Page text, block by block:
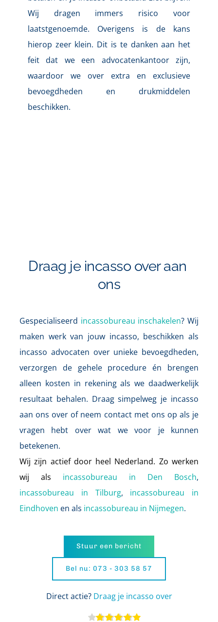
Wij dragen immers risico voor
laatstgenoemde. Overigens is de kans
hierop zeer klein. Dit is te danken aan het
feit dat we een advocatenkantoor zijn,
waardoor we over extra en exclusieve
bevoegdheden en drukmiddelen
beschikken.
Draag je incasso over aan
ons
Gespecialiseerd incassobureau inschakelen? Wij
maken werk van jouw incasso, beschikken als
incasso advocaten over unieke bevoegdheden,
verzorgen de gehele procedure én brengen
alleen kosten in rekening als we daadwerkelijk
resultaat behalen. Draag simpelweg je incasso
aan ons over of neem contact met ons op als je
vragen hebt over wat we voor je kunnen
betekenen.
Wij zijn actief door heel Nederland. Zo werken
wij als incassobureau in Den Bosch
incassobureau in Tilburg, incassobureau in
Eindhoven en als incassobureau in Nijmegen.
Stuur een bericht
Bel nu: 073 - 303 58 57
Direct actie? Draag je incasso over